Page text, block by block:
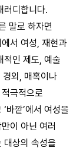
러디합니다.
말로 하자면
서 여성, 재현과
적인 제도, 예술
외, 매혹이나
극적으로
바깥’에서 여성을
이 아닌 여러
대상의 속성을